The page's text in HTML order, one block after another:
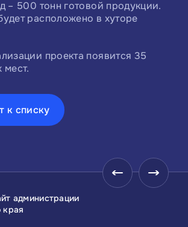
– 500 тонн готовой продукции.
расположено в хуторе
проекта появится 35
мест.
к списку
администрации
края